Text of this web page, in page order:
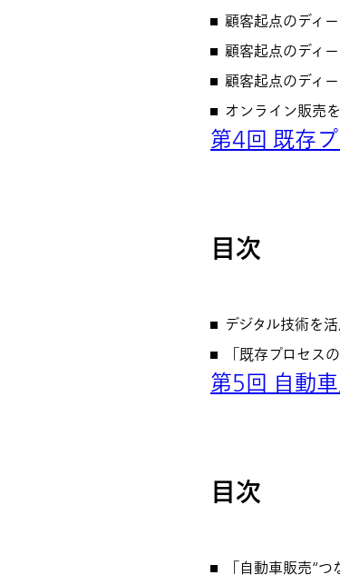
顧客起点のディ
顧客起点のディ
顧客起点のディ
オンライン販売
第4回 既存
目次
デジタル技術を
「既存プロセス
第5回 自動
目次
「自動車販売“